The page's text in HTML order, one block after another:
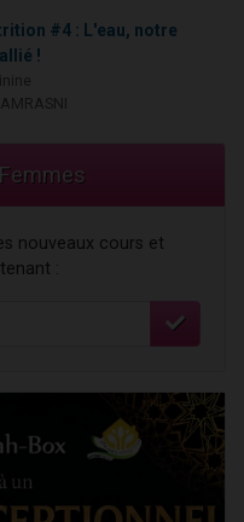
#4 : L'eau, notre
!
nouveaux cours et
: